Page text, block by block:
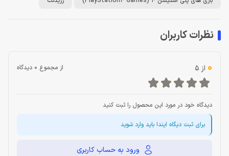
نظرات کاربران
0 از 5 از مجموع 0 دیدگاه
دیدگاه خود در مورد این محصول را ثبت کنید
برای ثبت دیگاه ایندا باید وارد شوید
ورود به حساب کاربری